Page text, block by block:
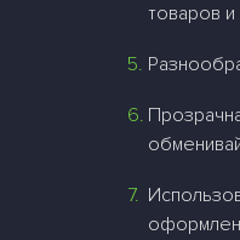
товаров